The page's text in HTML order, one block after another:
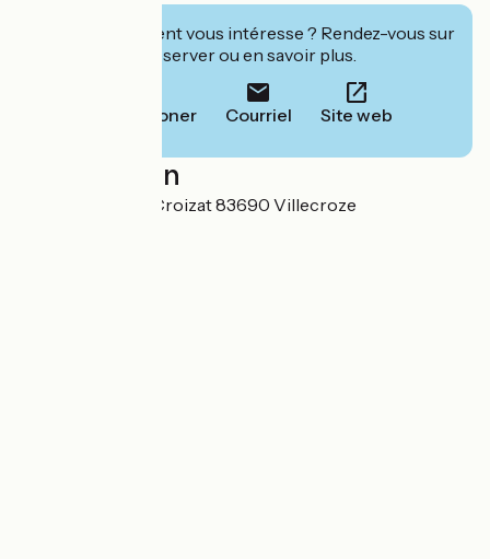
Cet établissement vous intéresse ? Rendez-vous sur
leur site pour réserver ou en savoir plus.
Téléphoner Courriel Site web
Localisation
12 rue Ambroise Croizat 83690 Villecroze